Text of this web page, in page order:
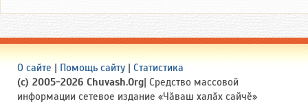
О сайте | Помощь сайту | Статистика
(c) 2005-2026 Chuvash.Org| Средство массовой
информации сетевое издание «Чӑваш халӑх сайчӗ»